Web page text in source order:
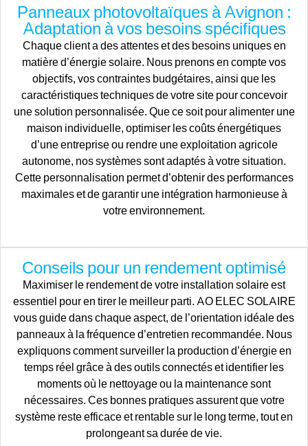
Panneaux photovoltaïques à Avignon :
Adaptation à vos besoins spécifiques
Chaque client a des attentes et des besoins uniques en
matière d’énergie solaire. Nous prenons en compte vos
objectifs, vos contraintes budgétaires, ainsi que les
caractéristiques techniques de votre site pour concevoir
une solution personnalisée. Que ce soit pour alimenter une
maison individuelle, optimiser les coûts énergétiques
d’une entreprise ou rendre une exploitation agricole
autonome, nos systèmes sont adaptés à votre situation.
Cette personnalisation permet d’obtenir des performances
maximales et de garantir une intégration harmonieuse à
votre environnement.
Conseils pour un rendement optimisé
Maximiser le rendement de votre installation solaire est
essentiel pour en tirer le meilleur parti. AO ELEC SOLAIRE
vous guide dans chaque aspect, de l’orientation idéale des
panneaux à la fréquence d’entretien recommandée. Nous
expliquons comment surveiller la production d’énergie en
temps réel grâce à des outils connectés et identifier les
moments où le nettoyage ou la maintenance sont
nécessaires. Ces bonnes pratiques assurent que votre
système reste efficace et rentable sur le long terme, tout en
prolongeant sa durée de vie.